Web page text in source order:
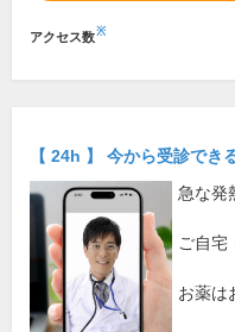
アクセス数※
【 24h 】 今から受診でき
急な発
ご自宅
お薬は